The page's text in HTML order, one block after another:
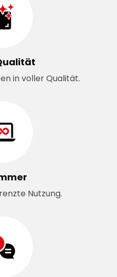
in voller Qualität.
Nutzung.